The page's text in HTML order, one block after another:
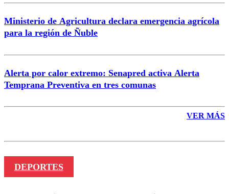
Ministerio de Agricultura declara emergencia agrícola
para la región de Ñuble
Alerta por calor extremo: Senapred activa Alerta
Temprana Preventiva en tres comunas
VER MÁS
DEPORTES